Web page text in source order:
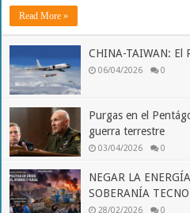
Read More »
CHINA-TAIWAN: El
06/04/2026 0
Purgas en el
guerra terrestre
03/04/2026 0
NEGAR LA
SOBERANÍA
28/02/2026 0